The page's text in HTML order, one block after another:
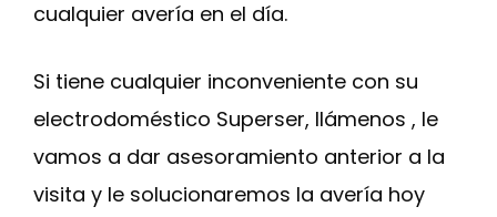
cualquier avería en el día.
Si tiene cualquier inconveniente con su
electrodoméstico Superser, llámenos , le
vamos a dar asesoramiento anterior a la
visita y le solucionaremos la avería hoy